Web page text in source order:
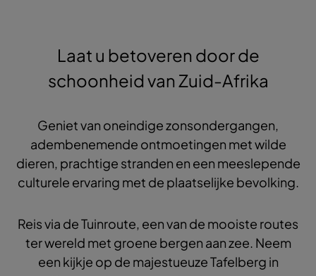
Laat u betoveren door de
schoonheid van Zuid-Afrika
Geniet van oneindige zonsondergangen,
adembenemende ontmoetingen met wilde
dieren, prachtige stranden en een meeslepende
culturele ervaring met de plaatselijke bevolking.
Reis via de Tuinroute, een van de mooiste routes
ter wereld met groene bergen aan zee. Neem
een kijkje op de majestueuze Tafelberg in